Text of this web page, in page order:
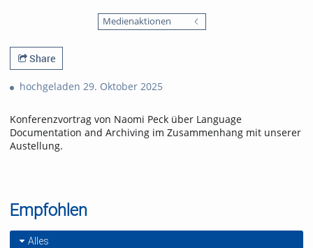
Medienaktionen
Share
hochgeladen 29. Oktober 2025
Konferenzvortrag von Naomi Peck über Language
Documentation and Archiving im Zusammenhang mit unserer
Austellung.
Empfohlen
Alles